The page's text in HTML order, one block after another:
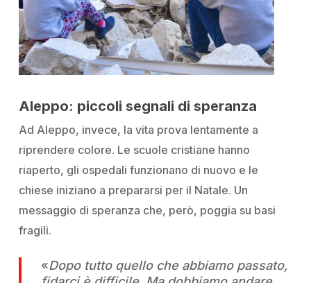
Aleppo: piccoli segnali di speranza
Ad Aleppo, invece, la vita prova lentamente a
riprendere colore. Le scuole cristiane hanno
riaperto, gli ospedali funzionano di nuovo e le
chiese iniziano a prepararsi per il Natale. Un
messaggio di speranza che, però, poggia su basi
fragili.
«Dopo tutto quello che abbiamo passato,